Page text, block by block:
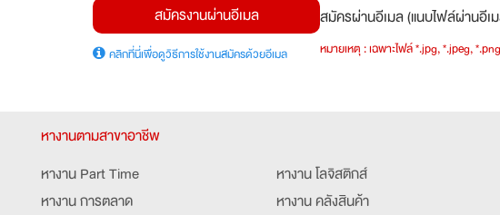
สมัครงานผ่านอีเมล
คลิกที่นี่เพื่อดูวิธีการใช้งานสมัครด้วยอีเมล
สมัครผ่านอีเมล (แนบไฟล์ผ่านอีเ
หมายเหตุ : เฉพาะไฟล์ *.jpg, *.jpeg,
หางานตามสาขาอาชีพ
หางาน Part Time
หางาน การตลาด
หางาน โลจิสติกส์
หางาน คลังสินค้า